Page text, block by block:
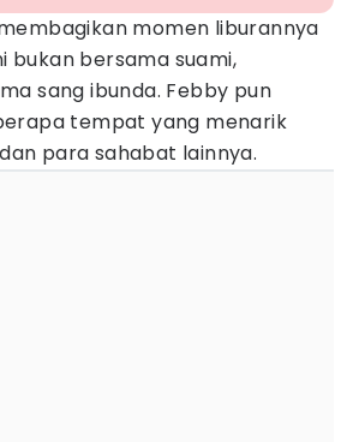
momen liburannya
bukan bersama suami,
sang ibunda. Febby pun
tempat yang menarik
para sahabat lainnya.